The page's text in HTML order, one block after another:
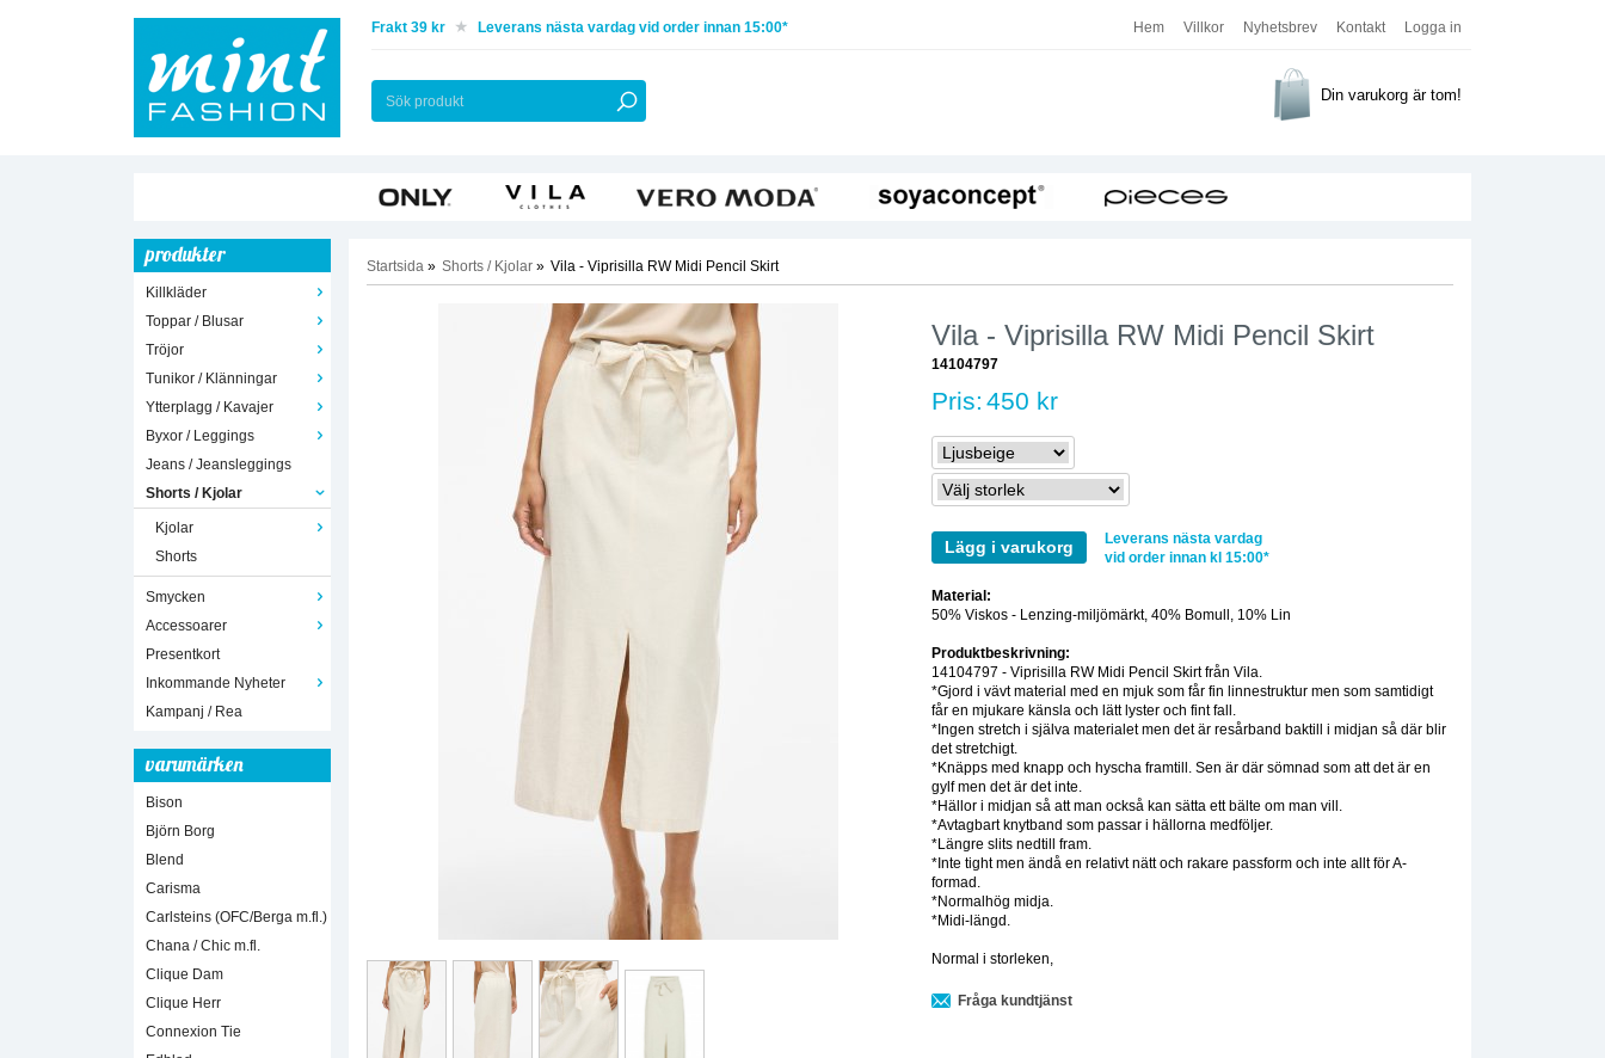
Hem Villkor Nyhetsbrev Kontakt Logga in
Frakt 39 kr Leverans nästa vardag vid order innan 15:00*
Din varukorg är tom!
produkter
Killkläder
Toppar / Blusar
Tröjor
Tunikor / Klänningar
Ytterplagg / Kavajer
Byxor / Leggings
Jeans / Jeansleggings
Shorts / Kjolar
Kjolar
Shorts
Smycken
Accessoarer
Presentkort
Inkommande Nyheter
Kampanj / Rea
varumärken
Bison
Björn Borg
Blend
Carisma
Carlsteins (OFC/Berga m.fl.)
Chana / Chic m.fl.
Clique Dam
Clique Herr
Connexion Tie
Startsida » Shorts / Kjolar » Vila - Viprisilla RW Midi Pencil Skirt
Vila - Viprisilla RW Midi Pencil Skirt
14104797
Pris: 450 kr
Lägg i varukorg
Leverans nästa vardag
vid order innan kl 15:00*
Material:
50% Viskos - Lenzing-miljömärkt, 40% Bomull, 10% Lin
Produktbeskrivning:
14104797 - Viprisilla RW Midi Pencil Skirt från Vila.
*Gjord i vävt material med en mjuk som får fin linnestruktur men som samtidigt
får en mjukare känsla och lätt lyster och fint fall.
*Ingen stretch i själva materialet men det är resårband baktill i midjan så där blir
det stretchigt.
*Knäpps med knapp och hyscha framtill. Sen är där sömnad som att det är en
gylf men det är det inte.
*Hällor i midjan så att man också kan sätta ett bälte om man vill.
*Avtagbart knytband som passar i hällorna medföljer.
*Längre slits nedtill fram.
*Inte tight men ändå en relativt nätt och rakare passform och inte allt för A-
formad.
*Normalhög midja.
*Midi-längd.
Normal i storleken,
Fråga kundtjänst